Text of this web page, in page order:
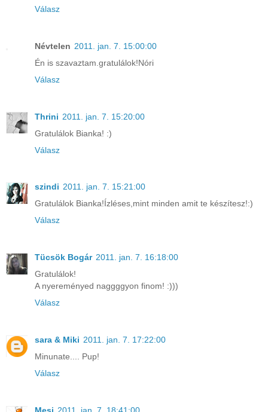
Válasz
Névtelen 2011. jan. 7. 15:00:00
Én is szavaztam.gratulálok!Nóri
Válasz
Thrini 2011. jan. 7. 15:20:00
Gratulálok Bianka! :)
Válasz
szindi 2011. jan. 7. 15:21:00
Gratulálok Bianka!Ízléses,mint minden amit te készítesz!:)
Válasz
Tücsök Bogár 2011. jan. 7. 16:18:00
Gratulálok!
A nyereményed naggggyon finom! :)))
Válasz
sara & Miki 2011. jan. 7. 17:22:00
Minunate.... Pup!
Válasz